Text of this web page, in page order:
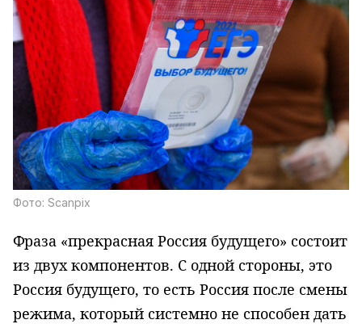
Фото: Scanpix
Фраза «прекрасная Россия будущего» состоит
из двух компонентов. С одной стороны, это
Россия будущего, то есть Россия после смены
режима, который системно не способен дать